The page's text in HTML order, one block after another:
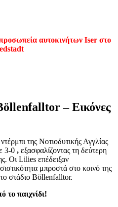
αυτοκινήτων Iser στο
– Εικόνες
της Νοτιοδυτικής Αγγλίας
3-0 , εξασφαλίζοντας τη δεύτερη
Οι Lilies επέδειξαν
μπροστά στο κοινό της
στάδιο Böllenfalltor.
το παιχνίδι!